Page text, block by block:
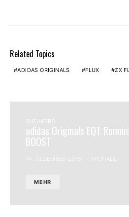
Related Topics
ADIDAS ORIGINALS FLUX ZX
SNEAKERS
adidas Originals EQT
BOOST
MEHR